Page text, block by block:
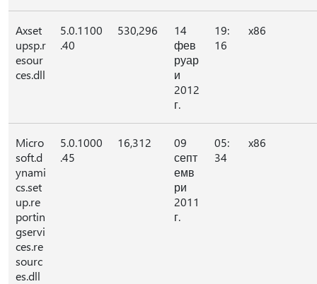
Axset
upsp.r
esour
ces.dll
5.0.1100
.40
530,296
14
фев
руар
и
2012
г.
19:
16
x86
Micro
soft.d
ynami
cs.set
up.re
portin
gservi
ces.re
sourc
es.dll
5.0.1000
.45
16,312
09
септ
емв
ри
2011
г.
05:
34
x86